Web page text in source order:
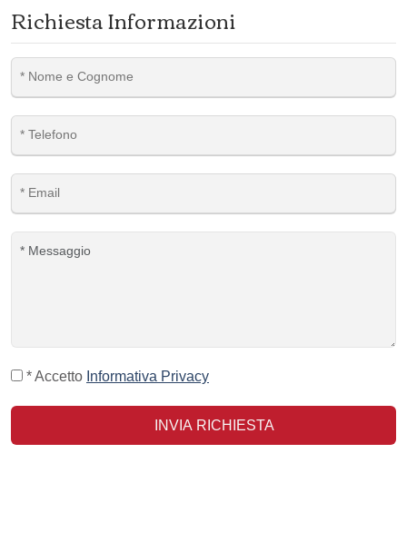
Richiesta Informazioni
* Accetto Informativa Privacy
INVIA RICHIESTA